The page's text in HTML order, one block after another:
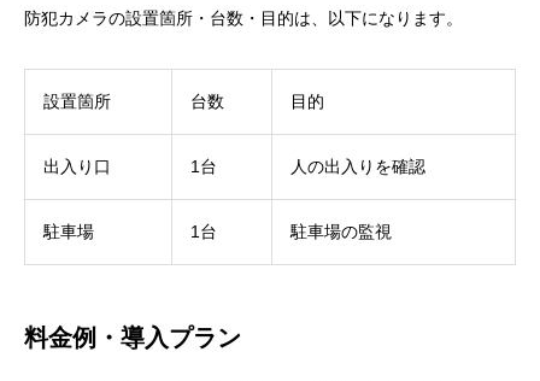
防犯カメラの設置箇所・台数・目的は、以下になります。
設置箇所 台数 目的
出入り口 1台 人の出入りを確認
駐車場 1台 駐車場の監視
料金例・導入プラン